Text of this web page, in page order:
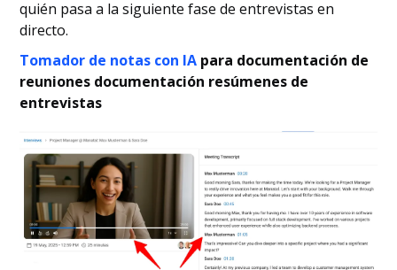
quién pasa a la siguiente fase de entrevistas en
directo.
Tomador de notas con IA para documentación de
reuniones documentación resúmenes de
entrevistas